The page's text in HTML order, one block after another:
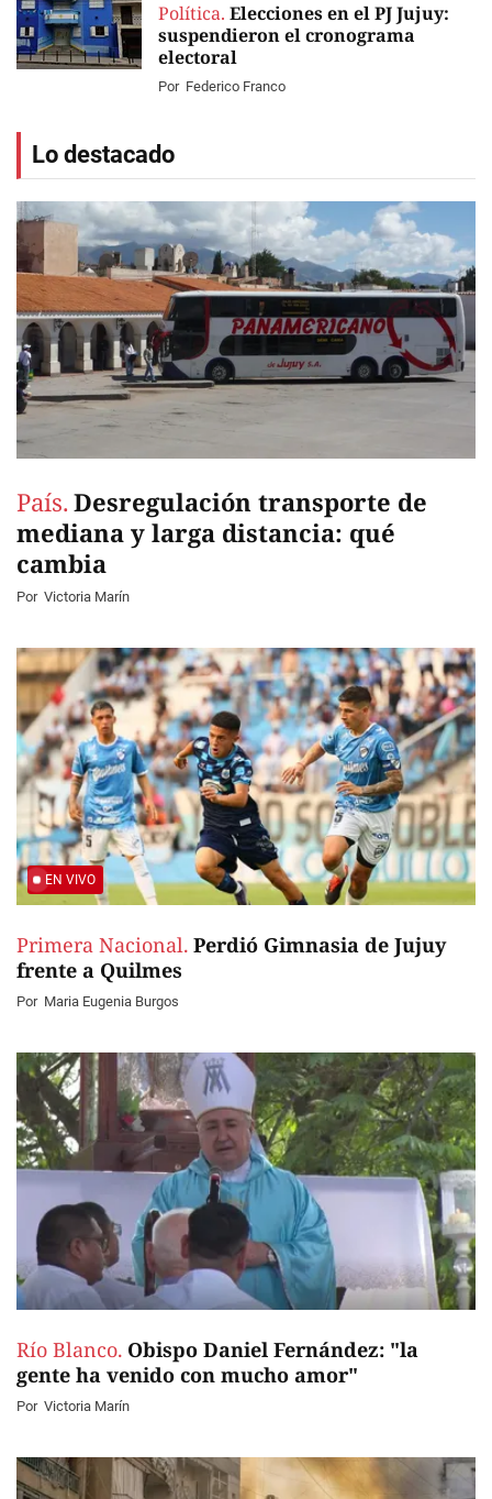
Política. Elecciones en el PJ Jujuy:
suspendieron el cronograma
electoral
Por Federico Franco
Lo destacado
País. Desregulación transporte de
mediana y larga distancia: qué
cambia
Por Victoria Marín
EN VIVO
Primera Nacional. Perdió Gimnasia de Jujuy
frente a Quilmes
Por Maria Eugenia Burgos
Río Blanco. Obispo Daniel Fernández: "la
gente ha venido con mucho amor"
Por Victoria Marín